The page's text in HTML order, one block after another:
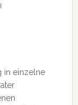
in einzelne